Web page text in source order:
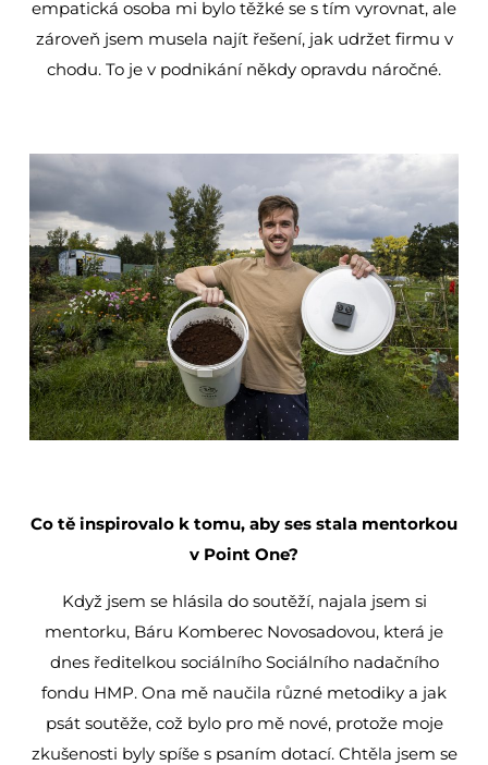
empatická osoba mi bylo těžké se s tím vyrovnat, ale
zároveň jsem musela najít řešení, jak udržet firmu v
chodu. To je v podnikání někdy opravdu náročné.
Co tě inspirovalo k tomu, aby ses stala mentorkou
v Point One?
Když jsem se hlásila do soutěží, najala jsem si
mentorku, Báru Komberec Novosadovou, která je
dnes ředitelkou sociálního Sociálního nadačního
fondu HMP. Ona mě naučila různé metodiky a jak
psát soutěže, což bylo pro mě nové, protože moje
zkušenosti byly spíše s psaním dotací. Chtěla jsem se